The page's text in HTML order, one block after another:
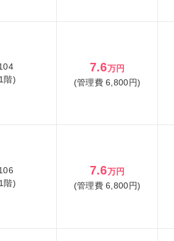
階)
7.6万円
(管理費 6,800円)
階)
7.6万円
(管理費 6,800円)